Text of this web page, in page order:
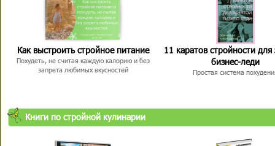
Как выстроить стройное питание
Похудеть, не считая каждую калорию и без
запрета любимых вкусностей
11 каратов стройности для
бизнес-леди
Простая система
Книги по стройной кулинарии